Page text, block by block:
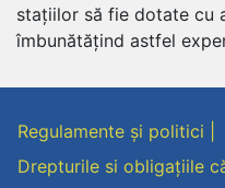
stațiilor să fie dotate cu
îmbunătățind astfel
Regulamente și politici
Drepturile si obligațiile